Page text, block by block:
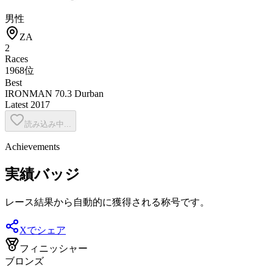
男性
ZA
2
Races
1968位
Best
IRONMAN 70.3 Durban
Latest 2017
読み込み中...
Achievements
実績バッジ
レース結果から自動的に獲得される称号です。
Xでシェア
フィニッシャー
ブロンズ